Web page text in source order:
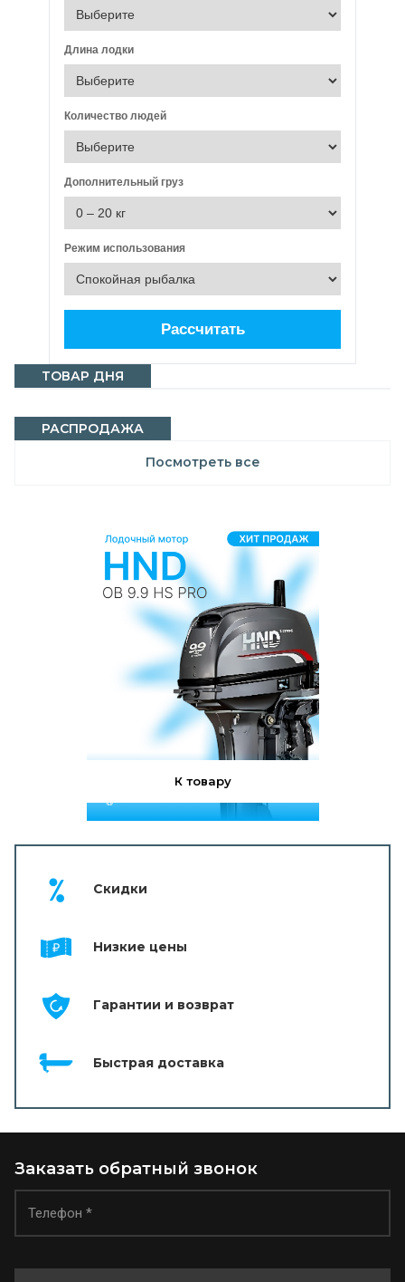
Длина лодки
Количество людей
Дополнительный груз
Режим использования
Рассчитать
ТОВАР ДНЯ
РАСПРОДАЖА
Посмотреть все
К товару
Скидки
Низкие цены
Гарантии и возврат
Быстрая доставка
Заказать обратный звонок